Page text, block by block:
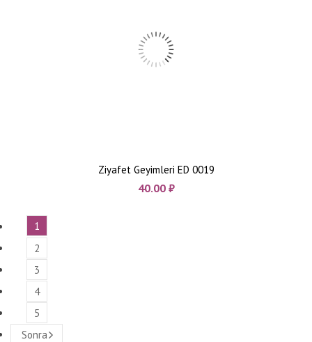
Ziyafet Geyimleri ED 0019
40.00 ₼
1
2
3
4
5
Sonra